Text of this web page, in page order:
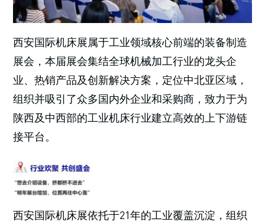
西安国际机床展属于工业领域核心前端的装备制造
展会，本届展会集结全球机械加工行业的龙头企
业、热销产品及创新解决方案，定位中北亚区域，
组织并吸引了众多国内外企业和采购商，致力于为
陕西及中西部的工业机床行业建立高效的上下游链
接平台。
西安国际机床展依托于21年的工业覆盖沉淀，组织